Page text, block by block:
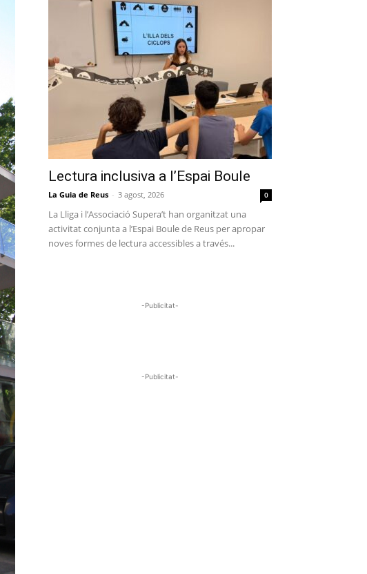
Lectura inclusiva a l’Espai Boule
La Guia de Reus - 3 agost, 2026 0
La Lliga i l’Associació Supera’t han organitzat una
activitat conjunta a l’Espai Boule de Reus per apropar
noves formes de lectura accessibles a través...
-Publicitat-
-Publicitat-